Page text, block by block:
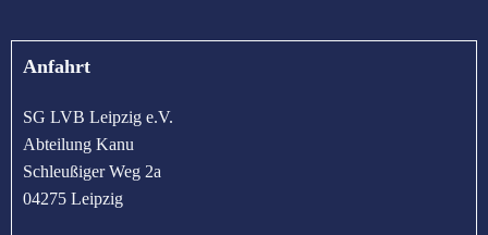
Anfahrt
SG LVB Leipzig e.V.
Abteilung Kanu
Schleußiger Weg 2a
04275 Leipzig